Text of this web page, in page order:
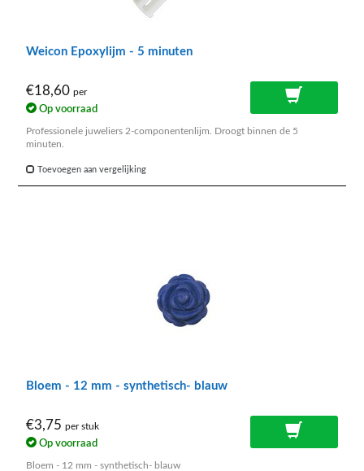
Weicon Epoxylijm - 5 minuten
€18,60 per
Op voorraad
Professionele juweliers 2-componentenlijm. Droogt binnen de 5
minuten.
Toevoegen aan vergelijking
Bloem - 12 mm - synthetisch- blauw
€3,75 per stuk
Op voorraad
Bloem - 12 mm - synthetisch- blauw